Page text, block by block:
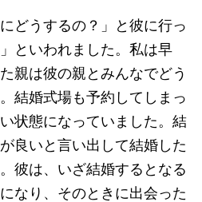
どうするの？」と彼に行っ
といわれました。私は早
親は彼の親とみんなでどう
結婚式場も予約してしまっ
状態になっていました。結
良いと言い出して結婚した
彼は、いざ結婚するとなる
なり、そのときに出会った